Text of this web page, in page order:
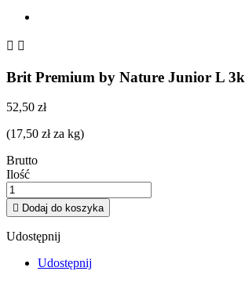
 
Brit Premium by Nature Junior L
52,50 zł
(17,50 zł za kg)
Brutto
Ilość
 Dodaj do koszyka
Udostępnij
Udostępnij